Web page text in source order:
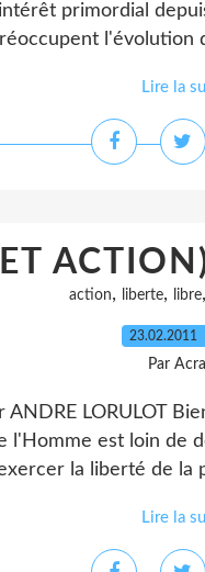
primordial
l'évolution
Lire la
action, liberte, libre,
23.02.2011
Par
ANDRE LORULOT
l'Homme est loin de
la liberté de la
Lire la